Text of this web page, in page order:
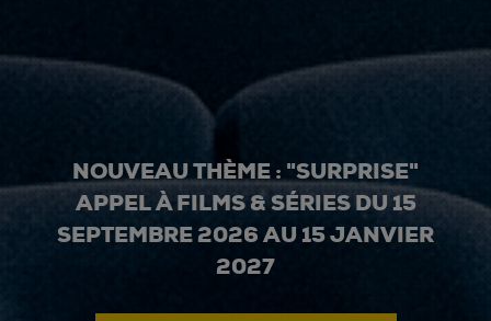
NOUVEAU THÈME : "SURPRISE"
APPEL À FILMS & SÉRIES DU 15
SEPTEMBRE 2026 AU 15 JANVIER
2027